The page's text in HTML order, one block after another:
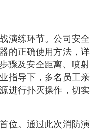
演练环节。公司安全
的正确使用方法，详
骤及安全距离、喷射
指导下，多名员工亲
进行扑灭操作，切实
位。通过此次消防演